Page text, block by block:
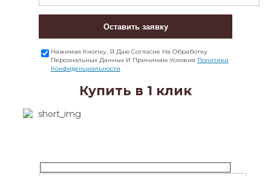
Оставить заявку
Нажимая Кнопку, Я Даю Согласие На Обработку
Персональных Данных И Принимаю Условия Политики
Конфиденциальности
Купить в 1 клик